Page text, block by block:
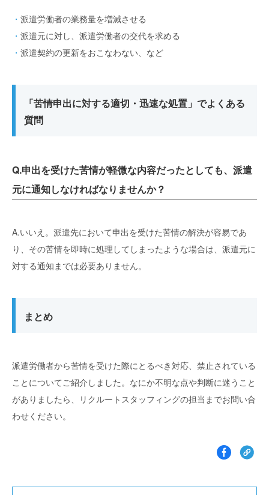
派遣労働者の業務量を増減させる
派遣元に対し、派遣労働者の交代を求める
派遣契約の更新をおこなわない、など
「苦情申出に対する適切・迅速な処置」でよくある
質問
Q.申出を受けた苦情が軽微な内容だったとしても、派遣
元に通知しなければなりませんか？
A.いいえ。派遣先において申出を受けた苦情の解決が容易であ
り、その苦情を即時に処理してしまったような場合は、派遣元に
対する通知までは必要ありません。
まとめ
派遣労働者から苦情を受けた際にとるべき対応、禁止されている
ことについてご紹介しました。なにか不明な点や判断に迷うこと
がありましたら、リクルートスタッフィングの担当までお問い合
わせください。